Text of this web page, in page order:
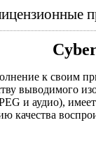
к своим
выводимого
и аудио),
качества